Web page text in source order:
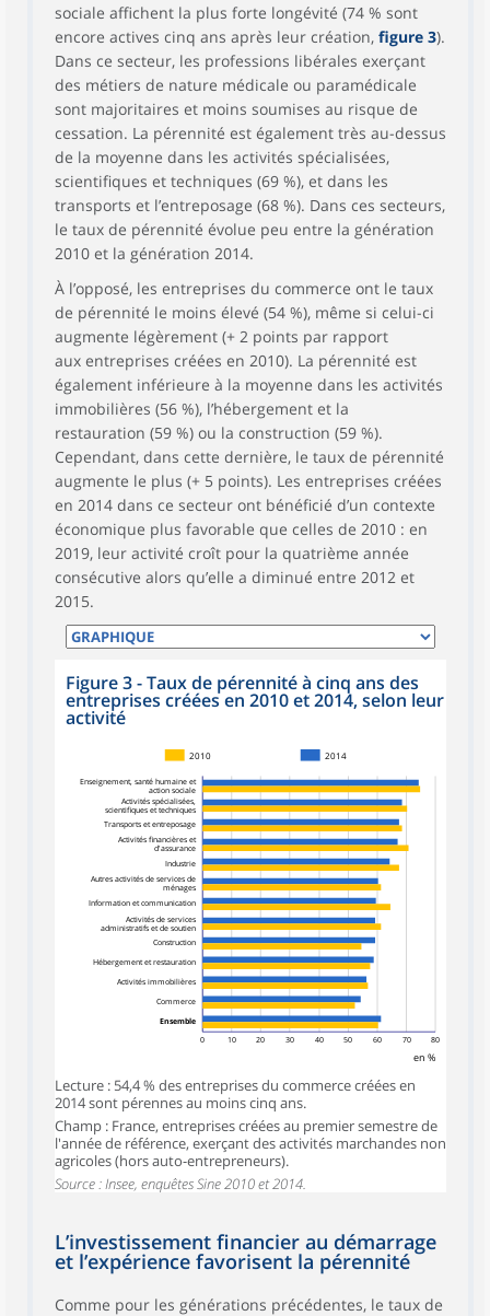
sociale affichent la plus forte longévité (74 % sont
encore actives cinq ans après leur création, figure 3).
Dans ce secteur, les professions libérales exerçant
des métiers de nature médicale ou paramédicale
sont majoritaires et moins soumises au risque de
cessation. La pérennité est également très au-dessus
de la moyenne dans les activités spécialisées,
scientifiques et techniques (69 %), et dans les
transports et l’entreposage (68 %). Dans ces secteurs,
le taux de pérennité évolue peu entre la génération
2010 et la génération 2014.
À l’opposé, les entreprises du commerce ont le taux
de pérennité le moins élevé (54 %), même si celui-ci
augmente légèrement (+ 2 points par rapport
aux entreprises créées en 2010). La pérennité est
également inférieure à la moyenne dans les activités
immobilières (56 %), l’hébergement et la
restauration (59 %) ou la construction (59 %).
Cependant, dans cette dernière, le taux de pérennité
augmente le plus (+ 5 points). Les entreprises créées
en 2014 dans ce secteur ont bénéficié d’un contexte
économique plus favorable que celles de 2010 : en
2019, leur activité croît pour la quatrième année
consécutive alors qu’elle a diminué entre 2012 et
2015.
Figure 3 - Taux de pérennité à cinq ans des
entreprises créées en 2010 et 2014, selon leur
activité
0 10 20 30 40 50 60 70 80
en %
Enseignement, santé humaine et
action sociale
Activités spécialisées,
scientifiques et techniques
Transports et entreposage
Activités financières et
d'assurance
Industrie
Autres activités de services de
ménages
Information et communication
Activités de services
administratifs et de soutien
Construction
Hébergement et restauration
Activités immobilières
Commerce
Ensemble
2014
2010
Lecture : 54,4 % des entreprises du commerce créées en
2014 sont pérennes au moins cinq ans.
Champ : France, entreprises créées au premier semestre de
l'année de référence, exerçant des activités marchandes non
agricoles (hors auto-entrepreneurs).
Source : Insee, enquêtes Sine 2010 et 2014.
L’investissement financier au démarrage
et l’expérience favorisent la pérennité
Comme pour les générations précédentes, le taux de